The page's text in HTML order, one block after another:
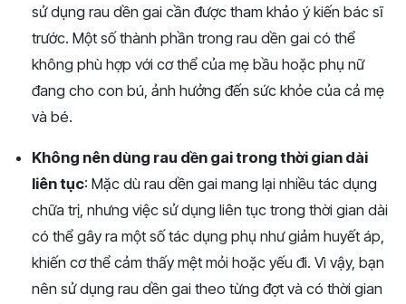
sử dụng rau dền gai cần được tham khảo ý kiến bác sĩ
trước. Một số thành phần trong rau dền gai có thể
không phù hợp với cơ thể của mẹ bầu hoặc phụ nữ
đang cho con bú, ảnh hưởng đến sức khỏe của cả mẹ
và bé.
Không nên dùng rau dền gai trong thời gian dài
liên tục: Mặc dù rau dền gai mang lại nhiều tác dụng
chữa trị, nhưng việc sử dụng liên tục trong thời gian dài
có thể gây ra một số tác dụng phụ như giảm huyết áp,
khiến cơ thể cảm thấy mệt mỏi hoặc yếu đi. Vì vậy, bạn
nên sử dụng rau dền gai theo từng đợt và có thời gian